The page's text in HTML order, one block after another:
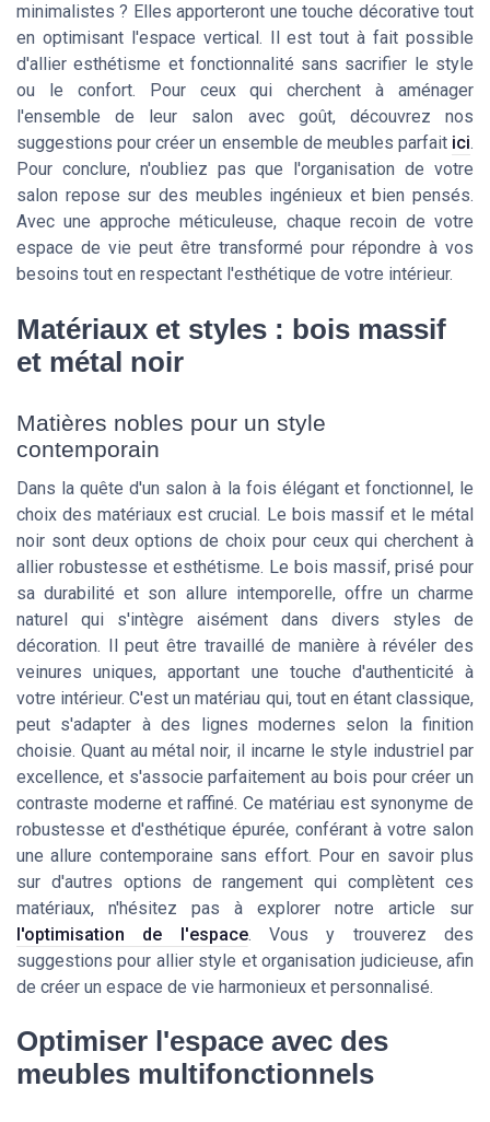
minimalistes ? Elles apporteront une touche décorative tout
en optimisant l'espace vertical. Il est tout à fait possible
d'allier esthétisme et fonctionnalité sans sacrifier le style
ou le confort. Pour ceux qui cherchent à aménager
l'ensemble de leur salon avec goût, découvrez nos
suggestions pour créer un ensemble de meubles parfait ici.
Pour conclure, n'oubliez pas que l'organisation de votre
salon repose sur des meubles ingénieux et bien pensés.
Avec une approche méticuleuse, chaque recoin de votre
espace de vie peut être transformé pour répondre à vos
besoins tout en respectant l'esthétique de votre intérieur.
Matériaux et styles : bois massif
et métal noir
Matières nobles pour un style
contemporain
Dans la quête d'un salon à la fois élégant et fonctionnel, le
choix des matériaux est crucial. Le bois massif et le métal
noir sont deux options de choix pour ceux qui cherchent à
allier robustesse et esthétisme. Le bois massif, prisé pour
sa durabilité et son allure intemporelle, offre un charme
naturel qui s'intègre aisément dans divers styles de
décoration. Il peut être travaillé de manière à révéler des
veinures uniques, apportant une touche d'authenticité à
votre intérieur. C'est un matériau qui, tout en étant classique,
peut s'adapter à des lignes modernes selon la finition
choisie. Quant au métal noir, il incarne le style industriel par
excellence, et s'associe parfaitement au bois pour créer un
contraste moderne et raffiné. Ce matériau est synonyme de
robustesse et d'esthétique épurée, conférant à votre salon
une allure contemporaine sans effort. Pour en savoir plus
sur d'autres options de rangement qui complètent ces
matériaux, n'hésitez pas à explorer notre article sur
l'optimisation de l'espace. Vous y trouverez des
suggestions pour allier style et organisation judicieuse, afin
de créer un espace de vie harmonieux et personnalisé.
Optimiser l'espace avec des
meubles multifonctionnels